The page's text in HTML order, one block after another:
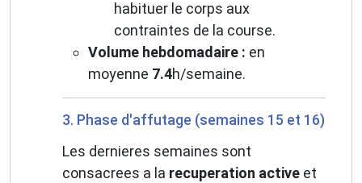
habituer le corps aux
contraintes de la course.
Volume hebdomadaire : en
moyenne 7.4h/semaine.
3. Phase d'affutage (semaines 15 et 16)
Les dernieres semaines sont
consacrees a la recuperation active et